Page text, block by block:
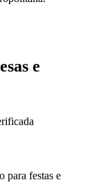
e
para festas e